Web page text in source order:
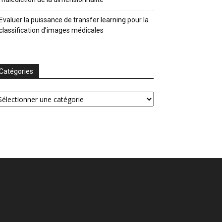
la puissance de transfer learning pour la
d’images médicales